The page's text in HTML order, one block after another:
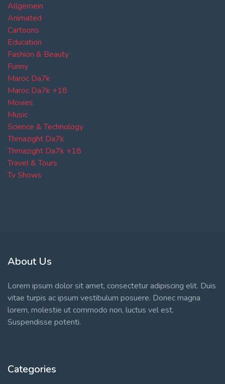
Allgemein
Animated
Cartoons
Education
Fashion & Beauty
Funny
Maroc Da7k
Maroc Da7k +18
Movies
Music
Science & Technology
Thmazight Da7k
Thmazight Da7k +18
Travel & Tours
Tv Shows
About Us
Lorem ipsum dolor sit amet, consectetur adipiscing elit. Duis
vitae turpis ac ipsum vestibulum posuere. Donec magna
lorem, molestie ut commodo non, luctus vel est.
Suspendisse potenti.
Categories